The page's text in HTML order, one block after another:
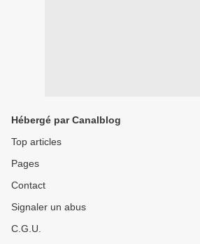
Hébergé par Canalblog
Top articles
Pages
Contact
Signaler un abus
C.G.U.